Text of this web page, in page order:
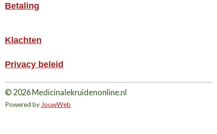
Betaling
Klachten
Privacy beleid
© 2026 Medicinalekruidenonline.nl
Powered by JouwWeb